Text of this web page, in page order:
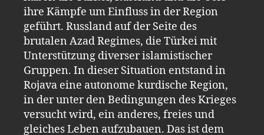
ihre Kämpfe um Einfluss in der Region
geführt. Russland auf der Seite des
brutalen Azad Regimes, die Türkei mit
Unterstützung diverser islamistischer
Gruppen. In dieser Situation entstand in
Rojava eine autonome kurdische Region,
in der unter den Bedingungen des Krieges
versucht wird, ein anderes, freies und
gleiches Leben aufzubauen. Das ist dem